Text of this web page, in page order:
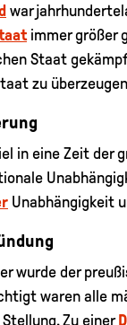
war
immer größer
Staat
zu
in eine Zeit der
Unabhängigkeit
wurde der
waren alle
Zu einer